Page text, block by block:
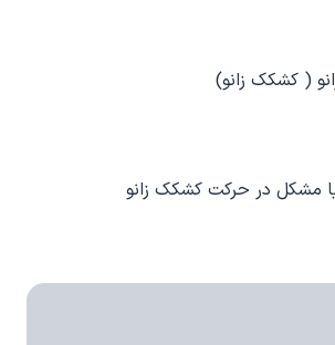
( کشکک زانو)
مشکل در حرکت کشکک زانو